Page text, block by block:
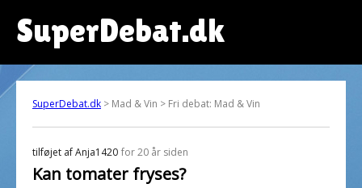
SuperDebat.dk
SuperDebat.dk > Mad & Vin > Fri debat: Mad & Vin
tilføjet afAnja1420 for 20 år siden
Kan tomater fryses?